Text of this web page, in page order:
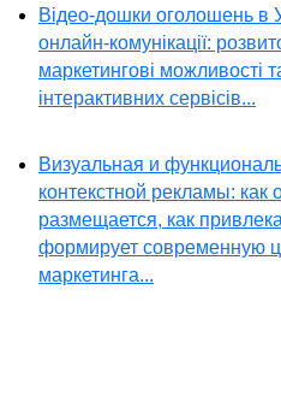
Відео-дошки оголошень в
онлайн-комунікації:
маркетингові можливості
інтерактивних сервісів...
Визуальная и
контекстной рекламы: как
размещается, как
формирует современную
маркетинга...